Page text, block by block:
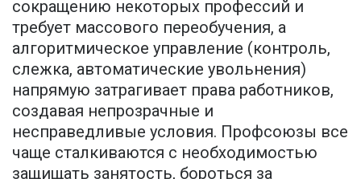
сокращению некоторых профессий и
требует массового переобучения, а
алгоритмическое управление (контроль,
слежка, автоматические увольнения)
напрямую затрагивает права работников,
создавая непрозрачные и
несправедливые условия. Профсоюзы все
чаще сталкиваются с необходимостью
защищать занятость, бороться за